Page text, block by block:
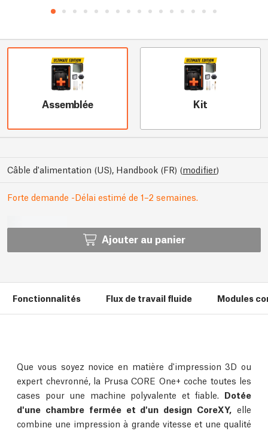
Assemblée Kit
Câble d'alimentation (US), Handbook (FR) (modifier)
Forte demande -Délai estimé de 1–2 semaines.
Ajouter au panier
Fonctionnalités Flux de travail fluide Modules
Que vous soyez novice en matière d'impression 3D ou
expert chevronné, la Prusa CORE One+ coche toutes les
cases pour une machine polyvalente et fiable. Dotée
d'une chambre fermée et d'un design CoreXY, elle
combine une impression à grande vitesse et une qualité